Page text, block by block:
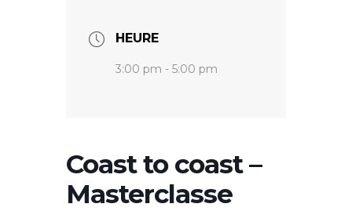
HEURE
3:00 pm - 5:00 pm
Coast to coast –
Masterclasse